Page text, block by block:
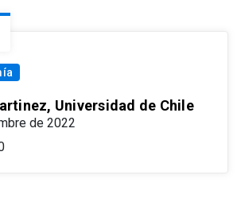
Universidad de Chile
de 2022